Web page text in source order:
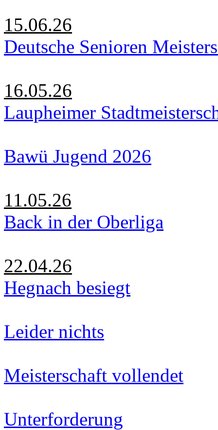
15.06.26
Deutsche Senioren
16.05.26
Laupheimer
Bawü Jugend 2026
11.05.26
Back in der Oberliga
22.04.26
Hegnach besiegt
Leider nichts
Meisterschaft vollendet
Unterforderung